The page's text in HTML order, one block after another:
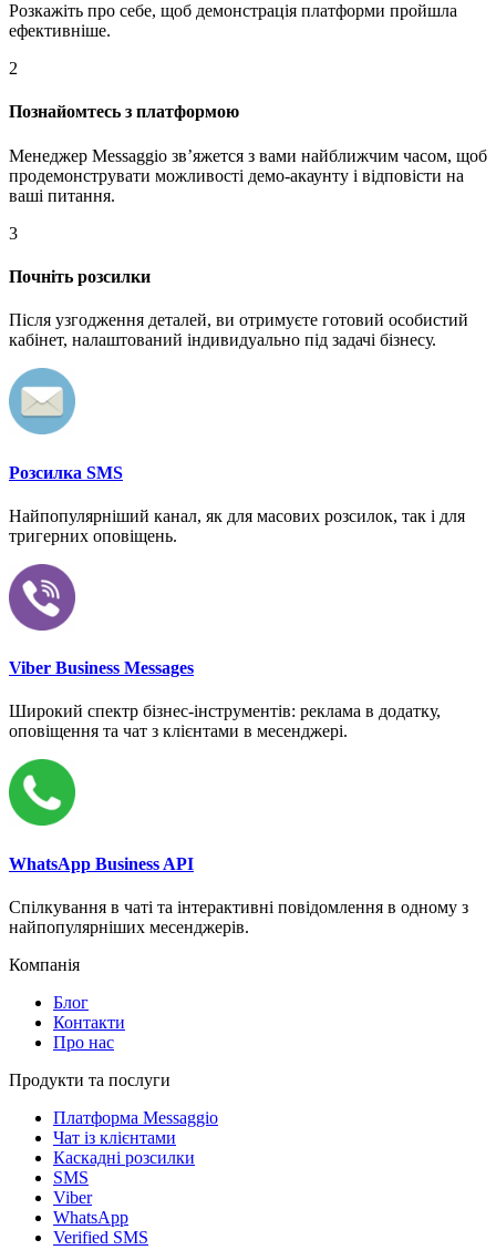
Розкажіть про себе, щоб демонстрація платформи пройшла
ефективніше.
2
Познайомтесь з платформою
Менеджер Messaggio звʼяжется з вами найближчим часом, щоб
продемонструвати можливості демо-акаунту і відповісти на
ваші питання.
3
Почніть розсилки
Після узгодження деталей, ви отримуєте готовий особистий
кабінет, налаштований індивидуально під задачі бізнесу.
Розсилка SMS
Найпопулярніший канал, як для масових розсилок, так і для
тригерних оповіщень.
Viber Business Messages
Широкий спектр бізнес-інструментів: реклама в додатку,
оповіщення та чат з клієнтами в месенджері.
WhatsApp Business API
Спілкування в чаті та інтерактивні повідомлення в одному з
найпопулярніших месенджерів.
Компанія
Блог
Контакти
Про нас
Продукти та послуги
Платформа Messaggio
Чат із клієнтами
Каскадні розсилки
SMS
Viber
WhatsApp
Verified SMS